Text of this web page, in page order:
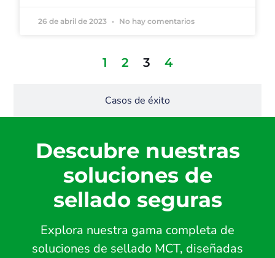
Casos de éxito
26 de abril de 2023 No hay comentarios
1 2 3 4
Descubre nuestras
soluciones de
sellado seguras
Explora nuestra gama completa de
soluciones de sellado MCT, diseñadas